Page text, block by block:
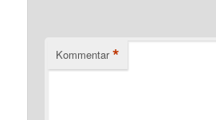
Kommentar *